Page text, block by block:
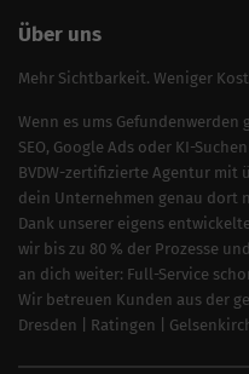
Über uns
Mehr Sichtbarkeit. Weniger
Wenn es ums
SEO, Google Ads oder KI-
BVDW-zertifizierte Agentur mit
dein Unternehmen genau dort
Dank unserer eigens
wir bis zu 80 % der Prozesse
an dich weiter: Full-Service
Wir betreuen Kunden aus der
Dresden
Ratingen